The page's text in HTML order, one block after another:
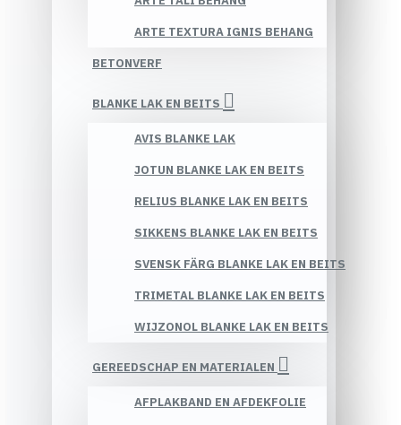
ARTE TEXTURA IGNIS BEHANG
BETONVERF
BLANKE LAK EN BEITS
AVIS BLANKE LAK
JOTUN BLANKE LAK EN BEITS
RELIUS BLANKE LAK EN BEITS
SIKKENS BLANKE LAK EN BEITS
SVENSK FÄRG BLANKE LAK EN BEITS
TRIMETAL BLANKE LAK EN BEITS
WIJZONOL BLANKE LAK EN BEITS
GEREEDSCHAP EN MATERIALEN
AFPLAKBAND EN AFDEKFOLIE